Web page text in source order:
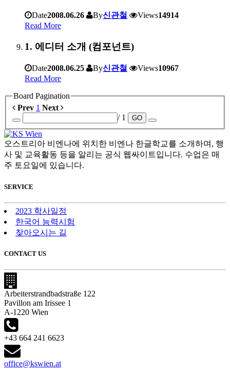
Date2008.06.26 By신관철 Views14914
Read More
1. 에디터 소개 (컴포넌트)
Date2008.06.25 By신관철 Views10967
Read More
Board Pagination
Prev 1 Next
/ 1
GO
오스트리아 비엔나에 위치한 비엔나 한글학교를 소개하며, 행
사 및 교육활동 등을 알리는 공식 웹싸이트입니다. 수업은 매
주 토요일에 있습니다.
SERVICE
2023 학사일정
한국어 능력시험
찾아오시는 길
CONTACT US
Arbeiterstrandbadstraße 122
Pavillon am Irissee 1
A-1220 Wien
+43 664 241 6623
office@kswien.at